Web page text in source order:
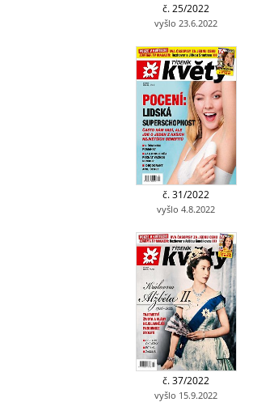
č. 25/2022
vyšlo 23.6.2022
č. 31/2022
vyšlo 4.8.2022
č. 37/2022
vyšlo 15.9.2022